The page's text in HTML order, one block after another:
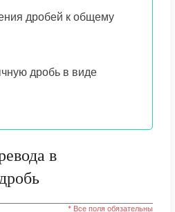
дробей к общему
дробь в виде
в
* Все поля обязательны